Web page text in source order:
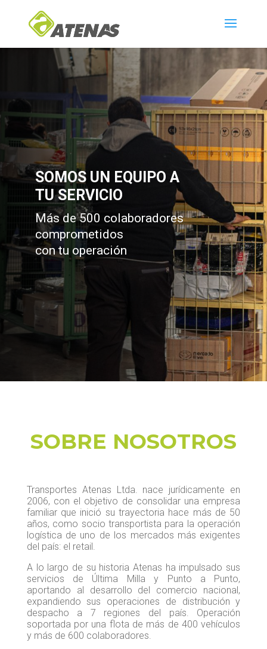
SOMOS UN EQUIPO A
TU SERVICIO
Más de 500 colaboradores
comprometidos
con tu operación
SOBRE NOSOTROS
Transportes Atenas Ltda. nace jurídicamente en
2006, con el objetivo de consolidar una empresa
familiar que inició su trayectoria hace más de 50
años, como socio transportista para la operación
logística de uno de los mercados más exigentes
del país: el retail.
A lo largo de su historia Atenas ha impulsado sus
servicios de Última Milla y Punto a Punto,
aportando al desarrollo del comercio nacional,
expandiendo sus operaciones de distribución y
despacho a 7 regiones del país. Operación
soportada por una flota de más de 400 vehículos
y más de 600 colaboradores.